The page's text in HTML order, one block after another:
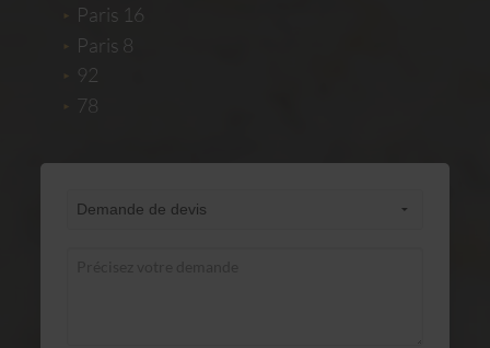
Paris 16
Paris 8
92
78